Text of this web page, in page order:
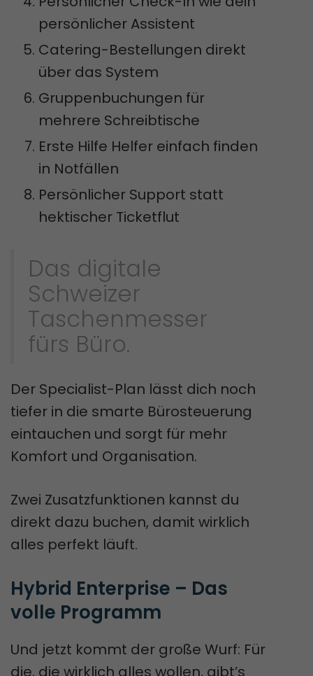
persönlicher Assistent
Catering-Bestellungen direkt
über das System
Gruppenbuchungen für
mehrere Schreibtische
Erste Hilfe Helfer einfach finden
in Notfällen
Persönlicher Support statt
hektischer Ticketflut
Das digitale
Schweizer
Taschenmesser
fürs Büro.
Der Specialist-Plan lässt dich noch
tiefer in die smarte Bürosteuerung
eintauchen und sorgt für mehr
Komfort und Organisation.
Zwei Zusatzfunktionen kannst du
direkt dazu buchen, damit wirklich
alles perfekt läuft.
Hybrid Enterprise – Das
volle Programm
Und jetzt kommt der große Wurf: Für
die, die wirklich alles wollen, gibt’s